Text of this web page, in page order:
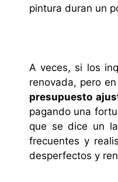
pintura duran un
A veces, si los
renovada, pero
presupuesto
pagando una
que se dice un
frecuentes y
desperfectos y